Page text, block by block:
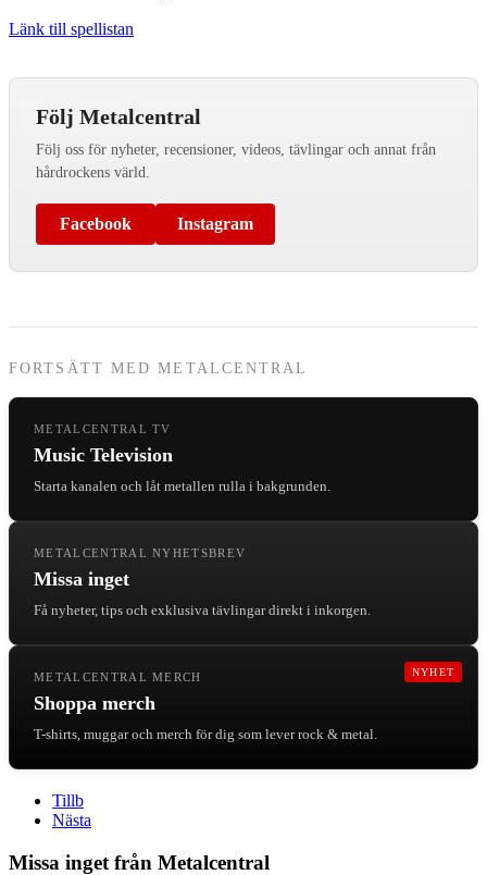
Länk till spellistan
Följ Metalcentral
Följ oss för nyheter, recensioner, videos, tävlingar och annat från
hårdrockens värld.
Facebook Instagram
FORTSÄTT MED METALCENTRAL
METALCENTRAL TV
Music Television
Starta kanalen och låt metallen rulla i bakgrunden.
METALCENTRAL NYHETSBREV
Missa inget
Få nyheter, tips och exklusiva tävlingar direkt i inkorgen.
NYHET
METALCENTRAL MERCH
Shoppa merch
T-shirts, muggar och merch för dig som lever rock & metal.
Tillb
Nästa
Missa inget från Metalcentral